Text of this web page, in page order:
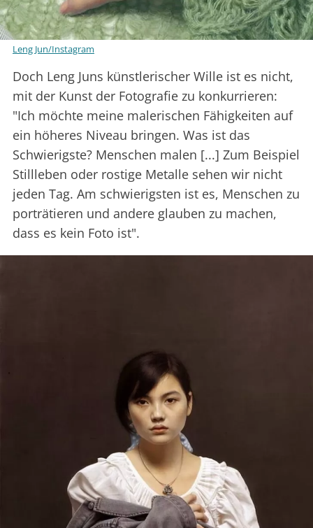
Leng Jun/Instagram
Doch Leng Juns künstlerischer Wille ist es nicht,
mit der Kunst der Fotografie zu konkurrieren:
"Ich möchte meine malerischen Fähigkeiten auf
ein höheres Niveau bringen. Was ist das
Schwierigste? Menschen malen [...] Zum Beispiel
Stillleben oder rostige Metalle sehen wir nicht
jeden Tag. Am schwierigsten ist es, Menschen zu
porträtieren und andere glauben zu machen,
dass es kein Foto ist".